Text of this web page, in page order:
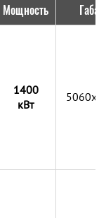
Мощность
1400
кВт